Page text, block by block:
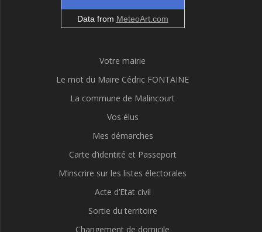
Data from MeteoArt.com
Votre mairie
Le mot du Maire Cédric FONTAINE
La commune de Malincourt
Vos élus
Mes démarches
Carte d’identité et Passeport
M’inscrire sur les listes électorales
Acte d’Etat civil
Sortie du territoire
Changement de domicile